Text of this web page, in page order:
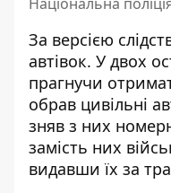
За версією
автівок. У двох
прагнучи
обрав цивільні
зняв з них
замість них
видавши їх за